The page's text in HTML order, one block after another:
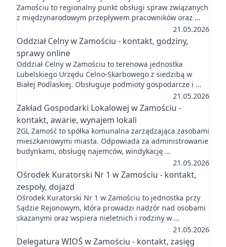
Zamościu to regionalny punkt obsługi spraw związanych
z międzynarodowym przepływem pracowników oraz …
21.05.2026
Oddział Celny w Zamościu - kontakt, godziny,
sprawy online
Oddział Celny w Zamościu to terenowa jednostka
Lubelskiego Urzędu Celno-Skarbowego z siedzibą w
Białej Podlaskiej. Obsługuje podmioty gospodarcze i …
21.05.2026
Zakład Gospodarki Lokalowej w Zamościu -
kontakt, awarie, wynajem lokali
ZGL Zamość to spółka komunalna zarządzająca zasobami
mieszkaniowymi miasta. Odpowiada za administrowanie
budynkami, obsługę najemców, windykację …
21.05.2026
Ośrodek Kuratorski Nr 1 w Zamościu - kontakt,
zespoły, dojazd
Ośrodek Kuratorski Nr 1 w Zamościu to jednostka przy
Sądzie Rejonowym, która prowadzi nadzór nad osobami
skazanymi oraz wspiera nieletnich i rodziny w …
21.05.2026
Delegatura WIOŚ w Zamościu - kontakt, zasięg